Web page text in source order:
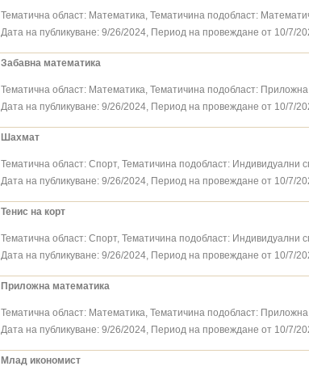
Тематична област: Математика, Тематичина подобласт:
Дата на публикуване: 9/26/2024, Период на провеждане от 10/7/
Забавна математика
Тематична област: Математика, Тематичина подобласт:
Дата на публикуване: 9/26/2024, Период на провеждане от 10/7/
Шахмат
Тематична област: Спорт, Тематичина подобласт: Индивидуални
Дата на публикуване: 9/26/2024, Период на провеждане от 10/7/
Тенис на корт
Тематична област: Спорт, Тематичина подобласт: Индивидуални
Дата на публикуване: 9/26/2024, Период на провеждане от 10/7/
Приложна математика
Тематична област: Математика, Тематичина подобласт:
Дата на публикуване: 9/26/2024, Период на провеждане от 10/7/
Млад икономист